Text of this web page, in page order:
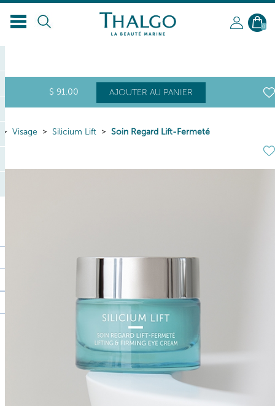
FR
0
$ 91.00 AJOUTER AU PANIER
Visage Silicium Lift Soin Regard Lift-Fermeté